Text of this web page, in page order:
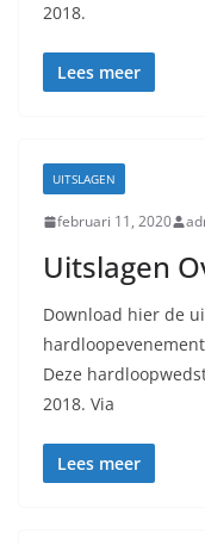
2018.
Lees meer
UITSLAGEN
februari 11, 2020
Uitslagen
Download hier de
Deze
2018. Via
Lees meer